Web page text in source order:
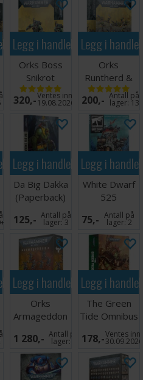
Legg i handlekurven
Orks Boss
Snikrot
320,-Ventes inn
19.08.2026
Legg i
Orks
Runtherd &
Gretchin
200,- Antall på
lager: 13
Legg i handlekurven
Da Big Dakka
(Paperback)
125,- Antall på
lager:3
Legg i
White Dwarf
525
75,- Antall på
lager:2
Legg i handlekurven
Orks
Armageddon
Battalion
1 280,- Antall på
lager:
Legg i
The Green
Tide Omnibus
(Paperback)
178,-Ventes inn
30.09.2026